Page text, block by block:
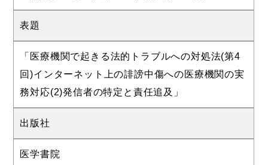
表題
「医療機関で起きる法的トラブルへの対処法(第4
回)インターネット上の誹謗中傷への医療機関の実
務対応(2)発信者の特定と責任追及」
出版社
医学書院